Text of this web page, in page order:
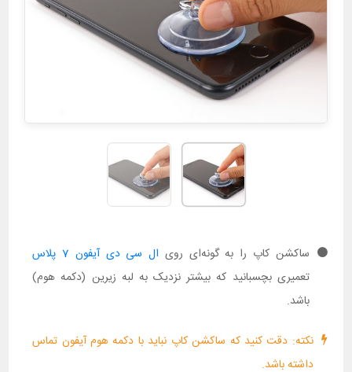
ساکشن کاپ را به گونه‌ای روی ال سی دی آیفون 7 پلاس
تعمیری بچسبانید که بیشتر نزدیک به لبه زیرین (دکمه هوم)
باشد.
نکته: دقت کنید که ساکشن کاپ نباید با دکمه هوم آیفون تماس
داشته باشد.